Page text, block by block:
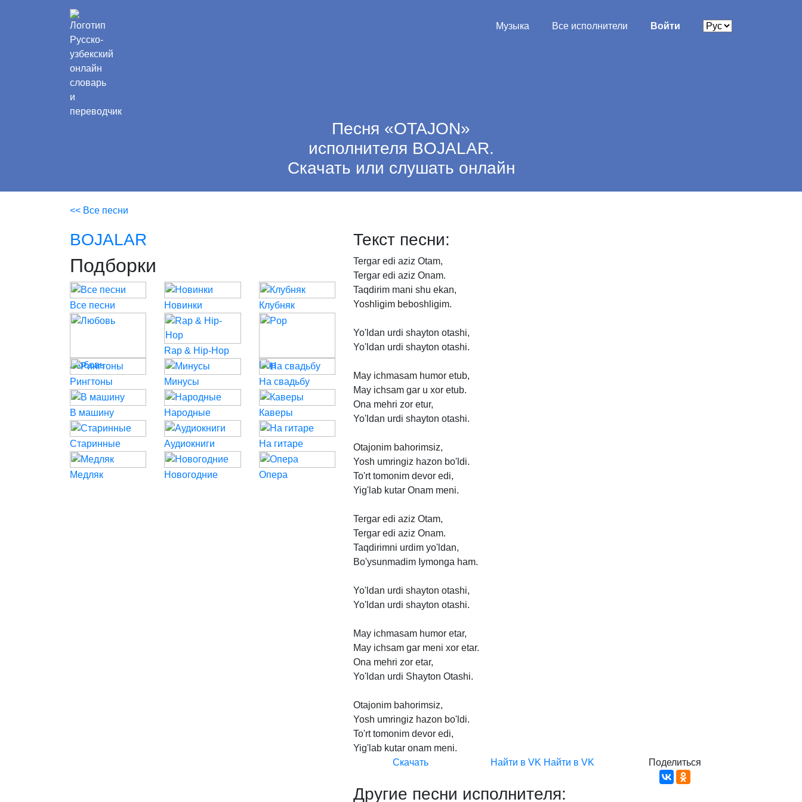
Музыка Все исполнители Войти
Песня «OTAJON»
исполнителя BOJALAR.
Скачать или слушать онлайн
<< Все песни
Текст песни:
Tergar edi aziz Otam,
Tergar edi aziz Onam.
Taqdirim mani shu ekan,
Yoshligim beboshligim.
Yo'ldan urdi shayton otashi,
Yo'ldan urdi shayton otashi.
May ichmasam humor etub,
May ichsam gar u xor etub.
Ona mehri zor etur,
Yo'ldan urdi shayton otashi.
Otajonim bahorimsiz,
Yosh umringiz hazon bo'ldi.
To'rt tomonim devor edi,
Yig'lab kutar Onam meni.
Tergar edi aziz Otam,
Tergar edi aziz Onam.
Taqdirimni urdim yo'ldan,
Bo'ysunmadim Iymonga ham.
Yo'ldan urdi shayton otashi,
Yo'ldan urdi shayton otashi.
May ichmasam humor etar,
May ichsam gar meni xor etar.
Ona mehri zor etar,
Yo'ldan urdi Shayton Otashi.
Otajonim bahorimsiz,
Yosh umringiz hazon bo'ldi.
To'rt tomonim devor edi,
Yig'lab kutar onam meni.
Скачать
Найти в VK Найти в VK Поделиться
Другие песни исполнителя:
BOJALAR
Подборки
Все песни Новинки Клубняк
Любовь
Rap & Hip-Hop
Pop
Рингтоны
Минусы На свадьбу
В машину Народные Каверы
Старинные Аудиокниги На гитаре
Медляк Новогодние Опера